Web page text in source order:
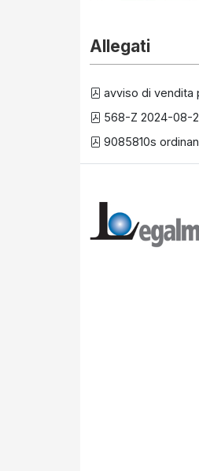
Allegati
avviso di vendita
568-Z 2024-08-
9085810s